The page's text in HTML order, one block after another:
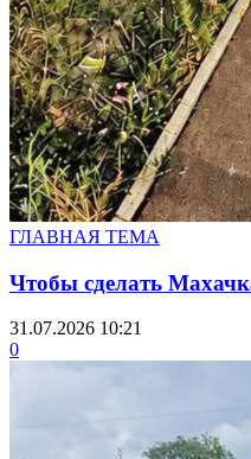
ГЛАВНАЯ ТЕМА
Чтобы сделать
31.07.2026 10:21
0